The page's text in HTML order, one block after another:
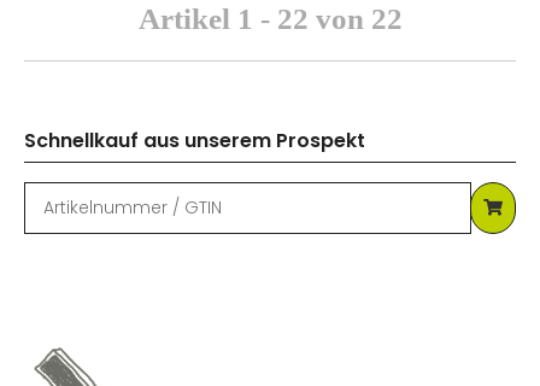
Artikel 1 - 22 von 22
Schnellkauf aus unserem Prospekt